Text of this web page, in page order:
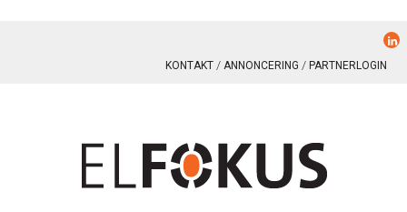
KONTAKT ANNONCERING PARTNERLOGIN